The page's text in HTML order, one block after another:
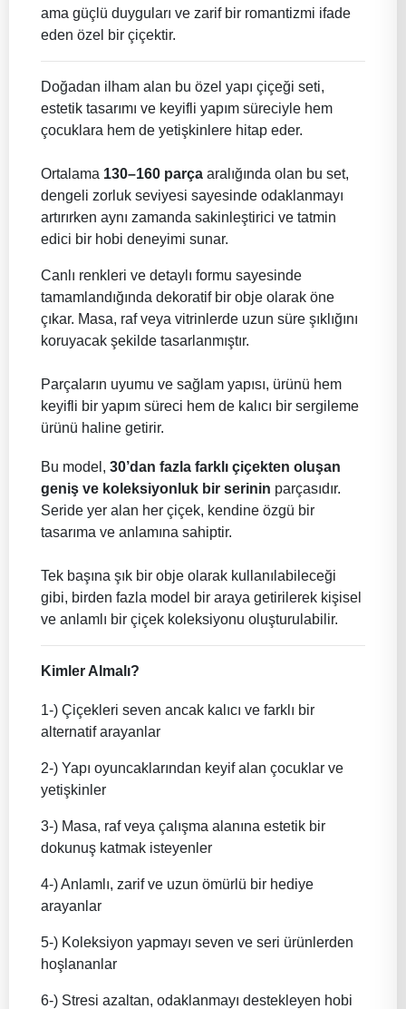
ama güçlü duyguları ve zarif bir romantizmi ifade
eden özel bir çiçektir.
Doğadan ilham alan bu özel yapı çiçeği seti,
estetik tasarımı ve keyifli yapım süreciyle hem
çocuklara hem de yetişkinlere hitap eder.
Ortalama 130–160 parça aralığında olan bu set,
dengeli zorluk seviyesi sayesinde odaklanmayı
artırırken aynı zamanda sakinleştirici ve tatmin
edici bir hobi deneyimi sunar.
Canlı renkleri ve detaylı formu sayesinde
tamamlandığında dekoratif bir obje olarak öne
çıkar. Masa, raf veya vitrinlerde uzun süre şıklığını
koruyacak şekilde tasarlanmıştır.
Parçaların uyumu ve sağlam yapısı, ürünü hem
keyifli bir yapım süreci hem de kalıcı bir sergileme
ürünü haline getirir.
Bu model, 30’dan fazla farklı çiçekten oluşan
geniş ve koleksiyonluk bir serinin parçasıdır.
Seride yer alan her çiçek, kendine özgü bir
tasarıma ve anlamına sahiptir.
Tek başına şık bir obje olarak kullanılabileceği
gibi, birden fazla model bir araya getirilerek kişisel
ve anlamlı bir çiçek koleksiyonu oluşturulabilir.
Kimler Almalı?
1-) Çiçekleri seven ancak kalıcı ve farklı bir
alternatif arayanlar
2-) Yapı oyuncaklarından keyif alan çocuklar ve
yetişkinler
3-) Masa, raf veya çalışma alanına estetik bir
dokunuş katmak isteyenler
4-) Anlamlı, zarif ve uzun ömürlü bir hediye
arayanlar
5-) Koleksiyon yapmayı seven ve seri ürünlerden
hoşlananlar
6-) Stresi azaltan, odaklanmayı destekleyen hobi